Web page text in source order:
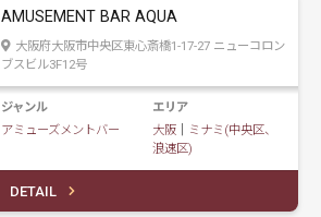
AMUSEMENT BAR AQUA
大阪府大阪市中央区東心斎橋1-17-27 ニューコロン
ブスビル3F12号
ジャンル
アミューズメントバー
エリア
大阪｜
ミナミ(中央区、
浪速区)
DETAIL